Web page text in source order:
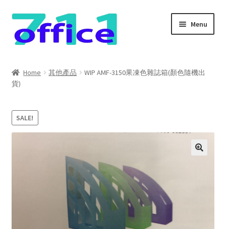
Skip
to
navigation
Skip
to
content
Menu
我的帳號
結帳
Home 其他產品
WIP AMF-3150果凍色雜誌箱(顏色隨機出
貨)
SALE!